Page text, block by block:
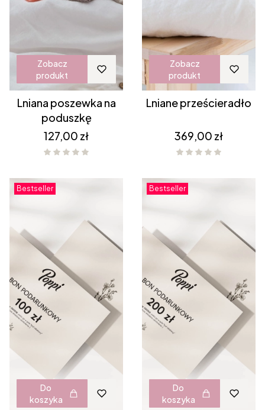
Zobacz
produkt
Lniana poszewka na
poduszkę
Cena
127,00 zł
Zobacz
produkt
Lniane prześcieradło
Cena
369,00 zł
Bestseller
Do
koszyka
Bestseller
Do
koszyka